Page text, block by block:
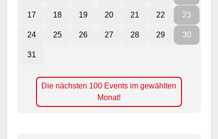
17 18 19 20 21 22 23
24 25 26 27 28 29 30
31
Die nächsten 100 Events im gewählten
Monat!